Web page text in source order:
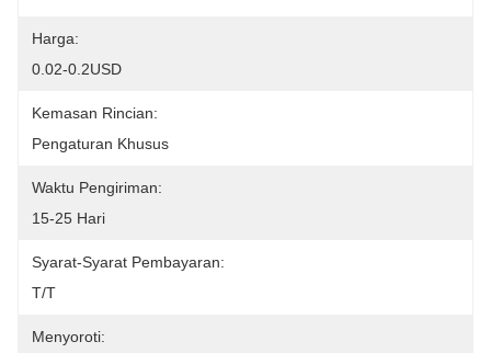
Harga:
0.02-0.2USD
Kemasan Rincian:
Pengaturan Khusus
Waktu Pengiriman:
15-25 Hari
Syarat-Syarat Pembayaran:
T/T
Menyoroti: